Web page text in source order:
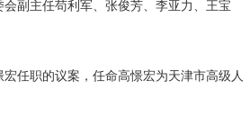
副主任苟利军、张俊芳、李亚力、王宝
任职的议案，任命高憬宏为天津市高级人